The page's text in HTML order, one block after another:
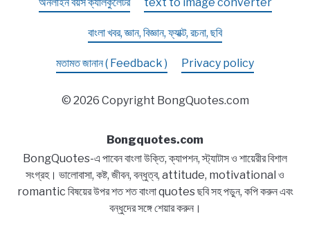
বাংলা খবর, জ্ঞান, বিজ্ঞান, ফ্যাক্ট, রচনা, ছবি
মতামত জানান ( Feedback ) Privacy policy
© 2026 Copyright BongQuotes.com
Bongquotes.com
BongQuotes-এ পাবেন বাংলা উক্তি, ক্যাপশন, স্ট্যাটাস ও শায়েরীর বিশাল
সংগ্রহ। ভালোবাসা, কষ্ট, জীবন, বন্ধুত্ব, attitude, motivational ও
romantic বিষয়ের উপর শত শত বাংলা quotes ছবি সহ পড়ুন, কপি করুন এবং
বন্ধুদের সঙ্গে শেয়ার করুন।